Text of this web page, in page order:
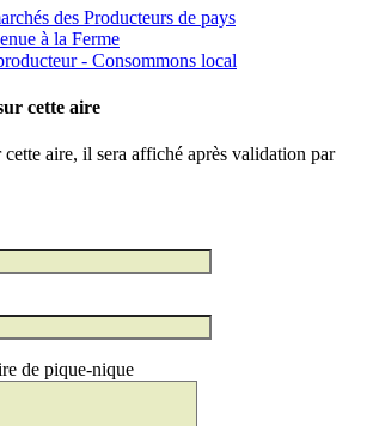
des Producteurs de pays
à la Ferme
- Consommons local
cette aire
cette aire, il sera affiché après validation par
de pique-nique